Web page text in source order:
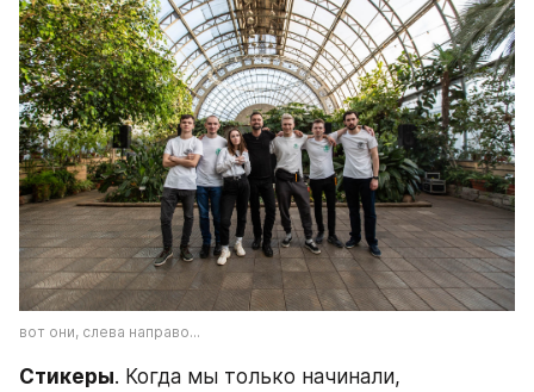
вот они, слева направо...
Стикеры. Когда мы только начинали,